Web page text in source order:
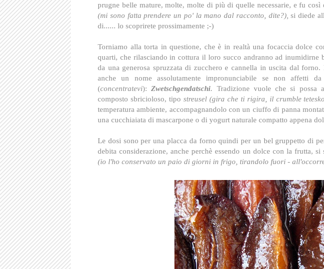
prugne belle mature, molte, molte di più di quelle necessarie, e fu
(mi sono fatta prendere un po' la mano dal racconto, dite?), si diede
di...... lo scoprirete prossimamente ;-)
Torniamo alla torta in questione, che è in realtà una focaccia dolce
quarti, che rilasciando in cottura il loro succo andranno ad inumidirne
da una generosa spruzzata di zucchero e cannella in uscita dal
anche un nome assolutamente impronunciabile se non affetti
(concentratevi):Zwetschgendatschi. Tradizione vuole che si possa
composto sbricioloso, tipo streusel (gira che ti rigira, il crumble
temperatura ambiente, accompagnandolo con un ciuffo di panna
una cucchiaiata di mascarpone o di yogurt naturale compatto appena
Le dosi sono per una placca da forno quindi per un bel gruppetto di
debita considerazione, anche perchè essendo un dolce con la frutta,
(io l'ho conservato un paio di giorni in frigo, tirandolo fuori -